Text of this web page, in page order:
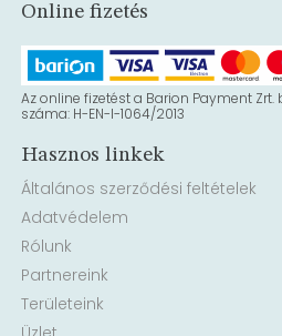
Online fizetés
Az online fizetést a Barion Payment Zrt.
száma: H-EN-I-1064/2013
Hasznos linkek
Általános szerződési feltételek
Adatvédelem
Rólunk
Partnereink
Területeink